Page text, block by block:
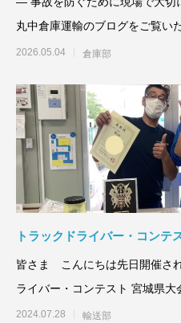
丸中倉庫運輸のブログをご覧い
庫や
2026.05.04 倉庫部
トラックドライバー・コンテ
皆さま こんにちは先日開催さ
ライバー・コンテスト 宮城県大
輝かしい結果を残すこと
2024.07.28 輸送部